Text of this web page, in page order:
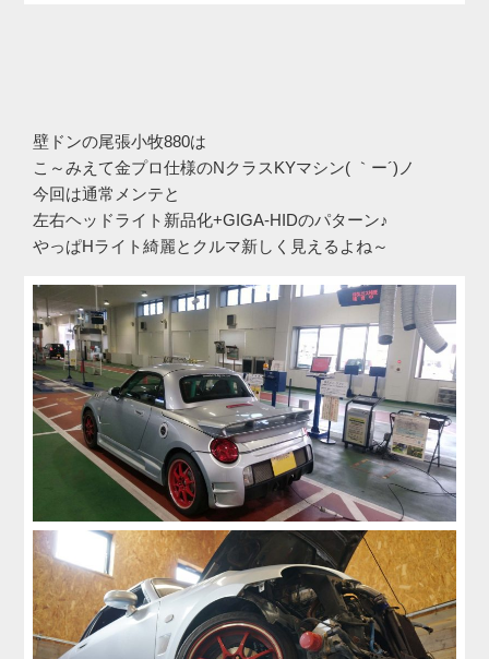
壁ドンの尾張小牧880は
こ～みえて金プロ仕様のNクラスKYマシン( ｀ー´)ノ
今回は通常メンテと
左右ヘッドライト新品化+GIGA-HIDのパターン♪
やっぱHライト綺麗とクルマ新しく見えるよね～